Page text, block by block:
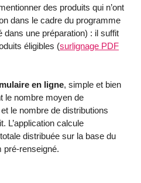
des produits qui n’ont
dans le cadre du programme
dans une préparation) : il suffit
éligibles (surlignage PDF
en ligne, simple et bien
le nombre moyen de
le nombre de distributions
L’application calcule
distribuée sur la base du
renseigné.